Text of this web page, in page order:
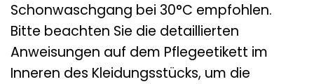
Schonwaschgang bei 30°C empfohlen.
Bitte beachten Sie die detaillierten
Anweisungen auf dem Pflegeetikett im
Inneren des Kleidungsstücks, um die